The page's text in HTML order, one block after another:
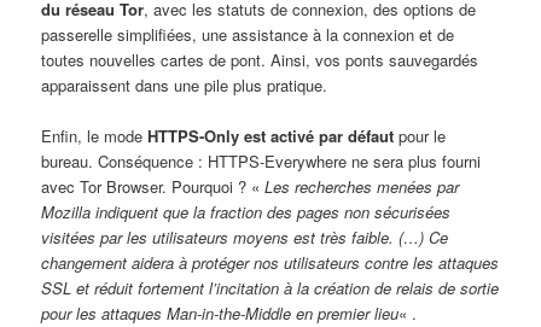
du réseau Tor, avec les statuts de connexion, des options de
passerelle simplifiées, une assistance à la connexion et de
toutes nouvelles cartes de pont. Ainsi, vos ponts sauvegardés
apparaissent dans une pile plus pratique.
Enfin, le modeHTTPS-Only est activé par défaut pour le
bureau. Conséquence : HTTPS-Everywhere ne sera plus fourni
avec Tor Browser. Pourquoi ? «Les recherches menées par
Mozilla indiquent que la fraction des pages non sécurisées
visitées par les utilisateurs moyens est très faible. (…) Ce
changement aidera à protéger nos utilisateurs contre les attaques
SSL et réduit fortement l’incitation à la création de relais de sortie
pour les attaques Man-in-the-Middle en premier lieu« .